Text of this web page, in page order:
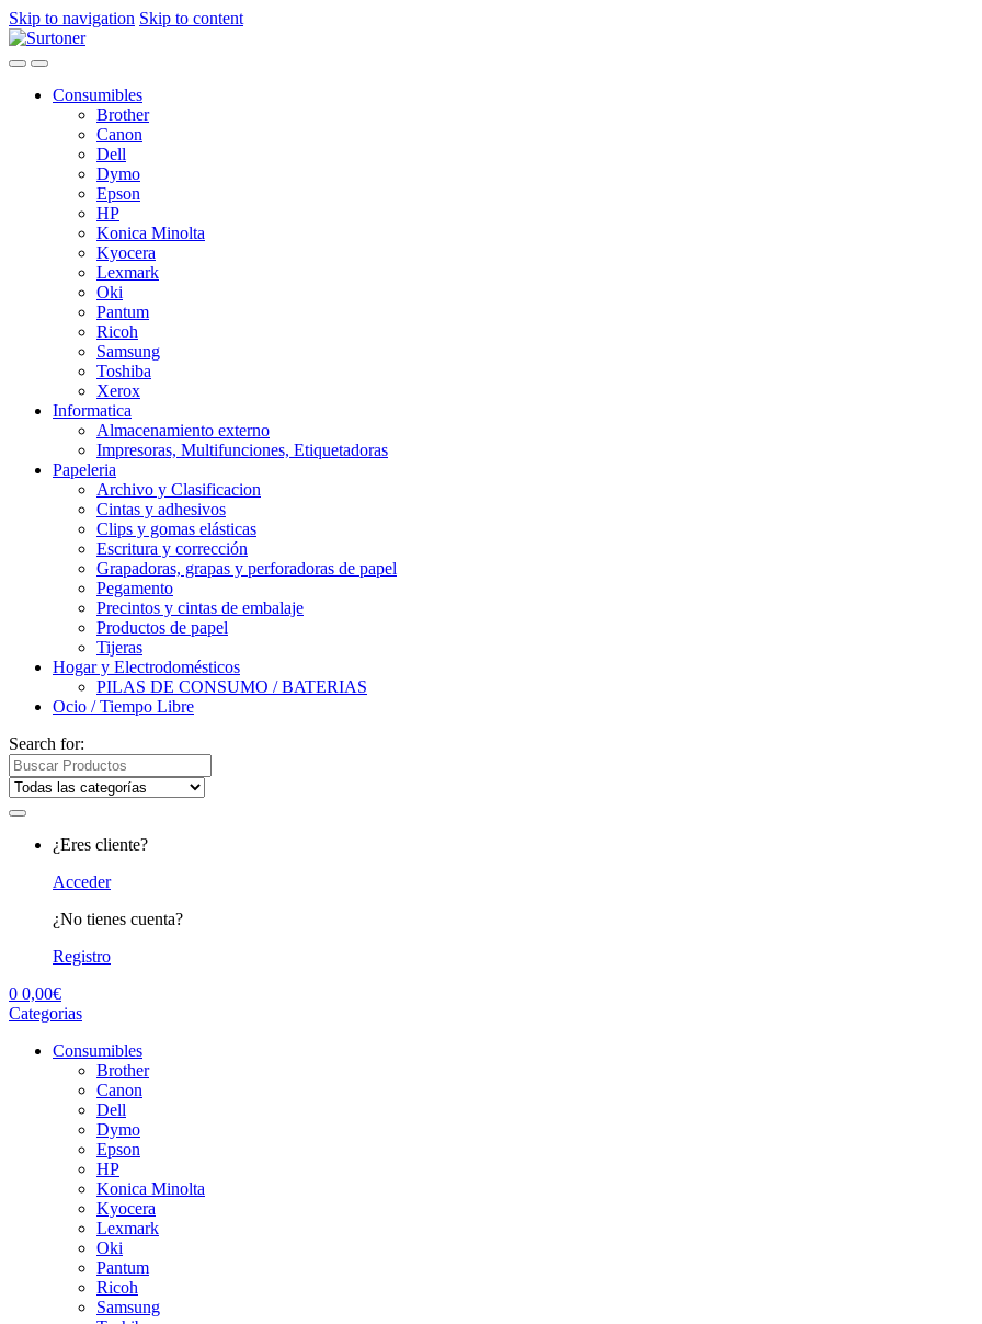
Skip to navigation Skip to content
Consumibles
Brother
Canon
Dell
Dymo
Epson
HP
Konica Minolta
Kyocera
Lexmark
Oki
Pantum
Ricoh
Samsung
Toshiba
Xerox
Informatica
Almacenamiento externo
Impresoras, Multifunciones, Etiquetadoras
Papeleria
Archivo y Clasificacion
Cintas y adhesivos
Clips y gomas elásticas
Escritura y corrección
Grapadoras, grapas y perforadoras de papel
Pegamento
Precintos y cintas de embalaje
Productos de papel
Tijeras
Hogar y Electrodomésticos
PILAS DE CONSUMO / BATERIAS
Ocio / Tiempo Libre
Search for:
¿Eres cliente?
Acceder
¿No tienes cuenta?
Registro
0 0,00€
Categorias
Consumibles
Brother
Canon
Dell
Dymo
Epson
HP
Konica Minolta
Kyocera
Lexmark
Oki
Pantum
Ricoh
Samsung